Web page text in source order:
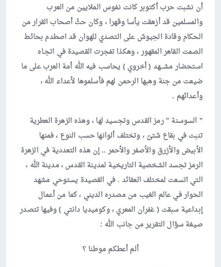
أن نشبت حرب أكتوبر كانت نفوس الملايين من العرب
والمسلمين قد أزهقت يأسا وقهرا ، وكان حثّ أصحاب القرار من
الحكام وقادة الجيوش على التصدي للهوان قد اصطدم بحائط
الصمت القاهر المقهور ، وهكذا تفجرت القصيدة في اتجـاه
استحضار مشـــهد ( أخروي ) يحاسب فيه الله أمة العرب على ما
ضيعت من جنة وهبها الرحمن لهم فأسلموها لأعداء الله ،
وأعدائهم .
” السوسنة ” رمز القدس وتجسيد لها ، وهذه الزهرة العطرية
تنبت في بقاع شتىّ ، وتختلف ألوانها حسب النوع ، فمنها
الأبيض والأزرق والأصفر والأحمر .. إن هذه التعددية في الزهرة
الرمز تجسد الشخصية التاريخية لمدينة القدس ، مدينة الله ،
التي اتسعت لمختلف العقائد . في القصيدة يستوحي مشهد
الحوار في عالم الغيب من مصدره الديني ، كما من أعمال
إبداعية سبقت ( غفران المعري ، وكوميديا دانتي ) وفيها تتصدر
صيغة سؤال التقرير من جانب الله :
ألم أعطكم موطنا ؟